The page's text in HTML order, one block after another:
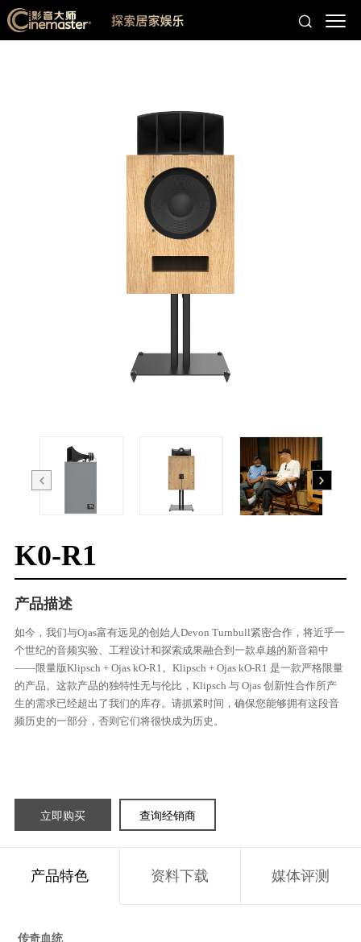
K0-R1
产品描述
如今，我们与Ojas富有远见的创始人Devon Turnbull紧密合作，将近乎一
个世纪的音频实验、工程设计和探索成果融合到一款卓越的新音箱中
——限量版Klipsch + Ojas kO-R1。Klipsch + Ojas kO-R1 是一款严格限量
的产品。这款产品的独特性无与伦比，Klipsch 与 Ojas 创新性合作所产
生的需求已经超出了我们的库存。请抓紧时间，确保您能够拥有这段音
频历史的一部分，否则它们将很快成为历史。
立即购买 查询经销商
产品特色 资料下载 媒体评测
传奇血统